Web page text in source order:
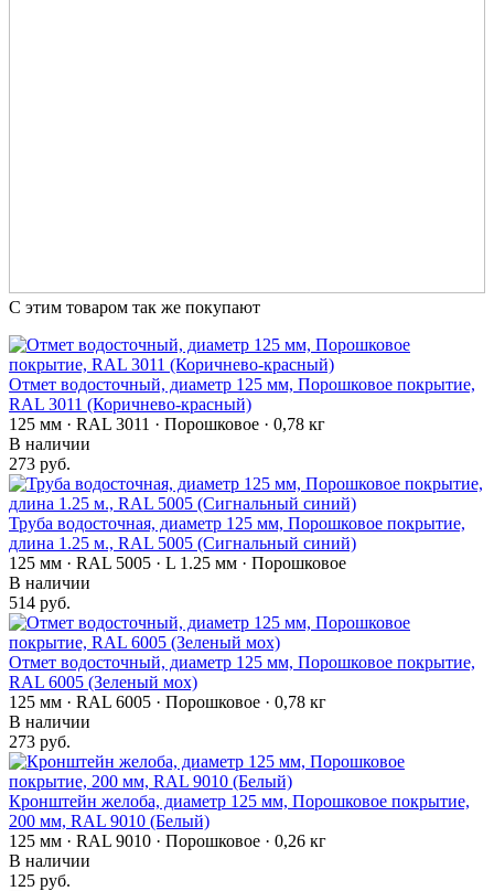
С этим товаром так же покупают
Отмет водосточный, диаметр 125 мм, Порошковое покрытие,
RAL 3011 (Коричнево-красный)
125 мм · RAL 3011 · Порошковое · 0,78 кг
В наличии
273 руб.
Труба водосточная, диаметр 125 мм, Порошковое покрытие,
длина 1.25 м., RAL 5005 (Сигнальный синий)
125 мм · RAL 5005 · L 1.25 мм · Порошковое
В наличии
514 руб.
Отмет водосточный, диаметр 125 мм, Порошковое покрытие,
RAL 6005 (Зеленый мох)
125 мм · RAL 6005 · Порошковое · 0,78 кг
В наличии
273 руб.
Кронштейн желоба, диаметр 125 мм, Порошковое покрытие,
200 мм, RAL 9010 (Белый)
125 мм · RAL 9010 · Порошковое · 0,26 кг
В наличии
125 руб.